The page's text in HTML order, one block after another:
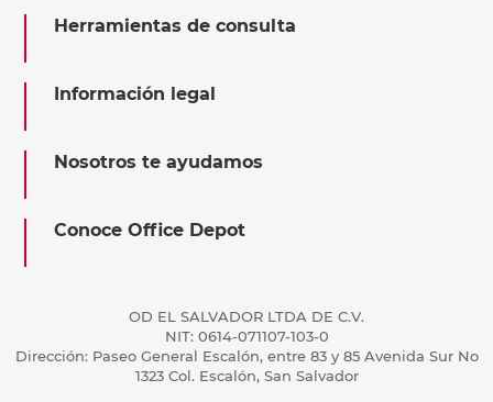
Herramientas de consulta
Información legal
Nosotros te ayudamos
Conoce Office Depot
OD EL SALVADOR LTDA DE C.V.
NIT: 0614-071107-103-0
Dirección: Paseo General Escalón, entre 83 y 85 Avenida Sur No
1323 Col. Escalón, San Salvador